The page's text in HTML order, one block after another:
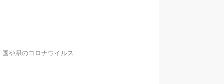
国や県のコロナウイルス…